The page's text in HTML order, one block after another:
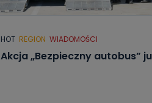
HOT REGION WIADOMOŚCI
Akcja „Bezpieczny autobus”